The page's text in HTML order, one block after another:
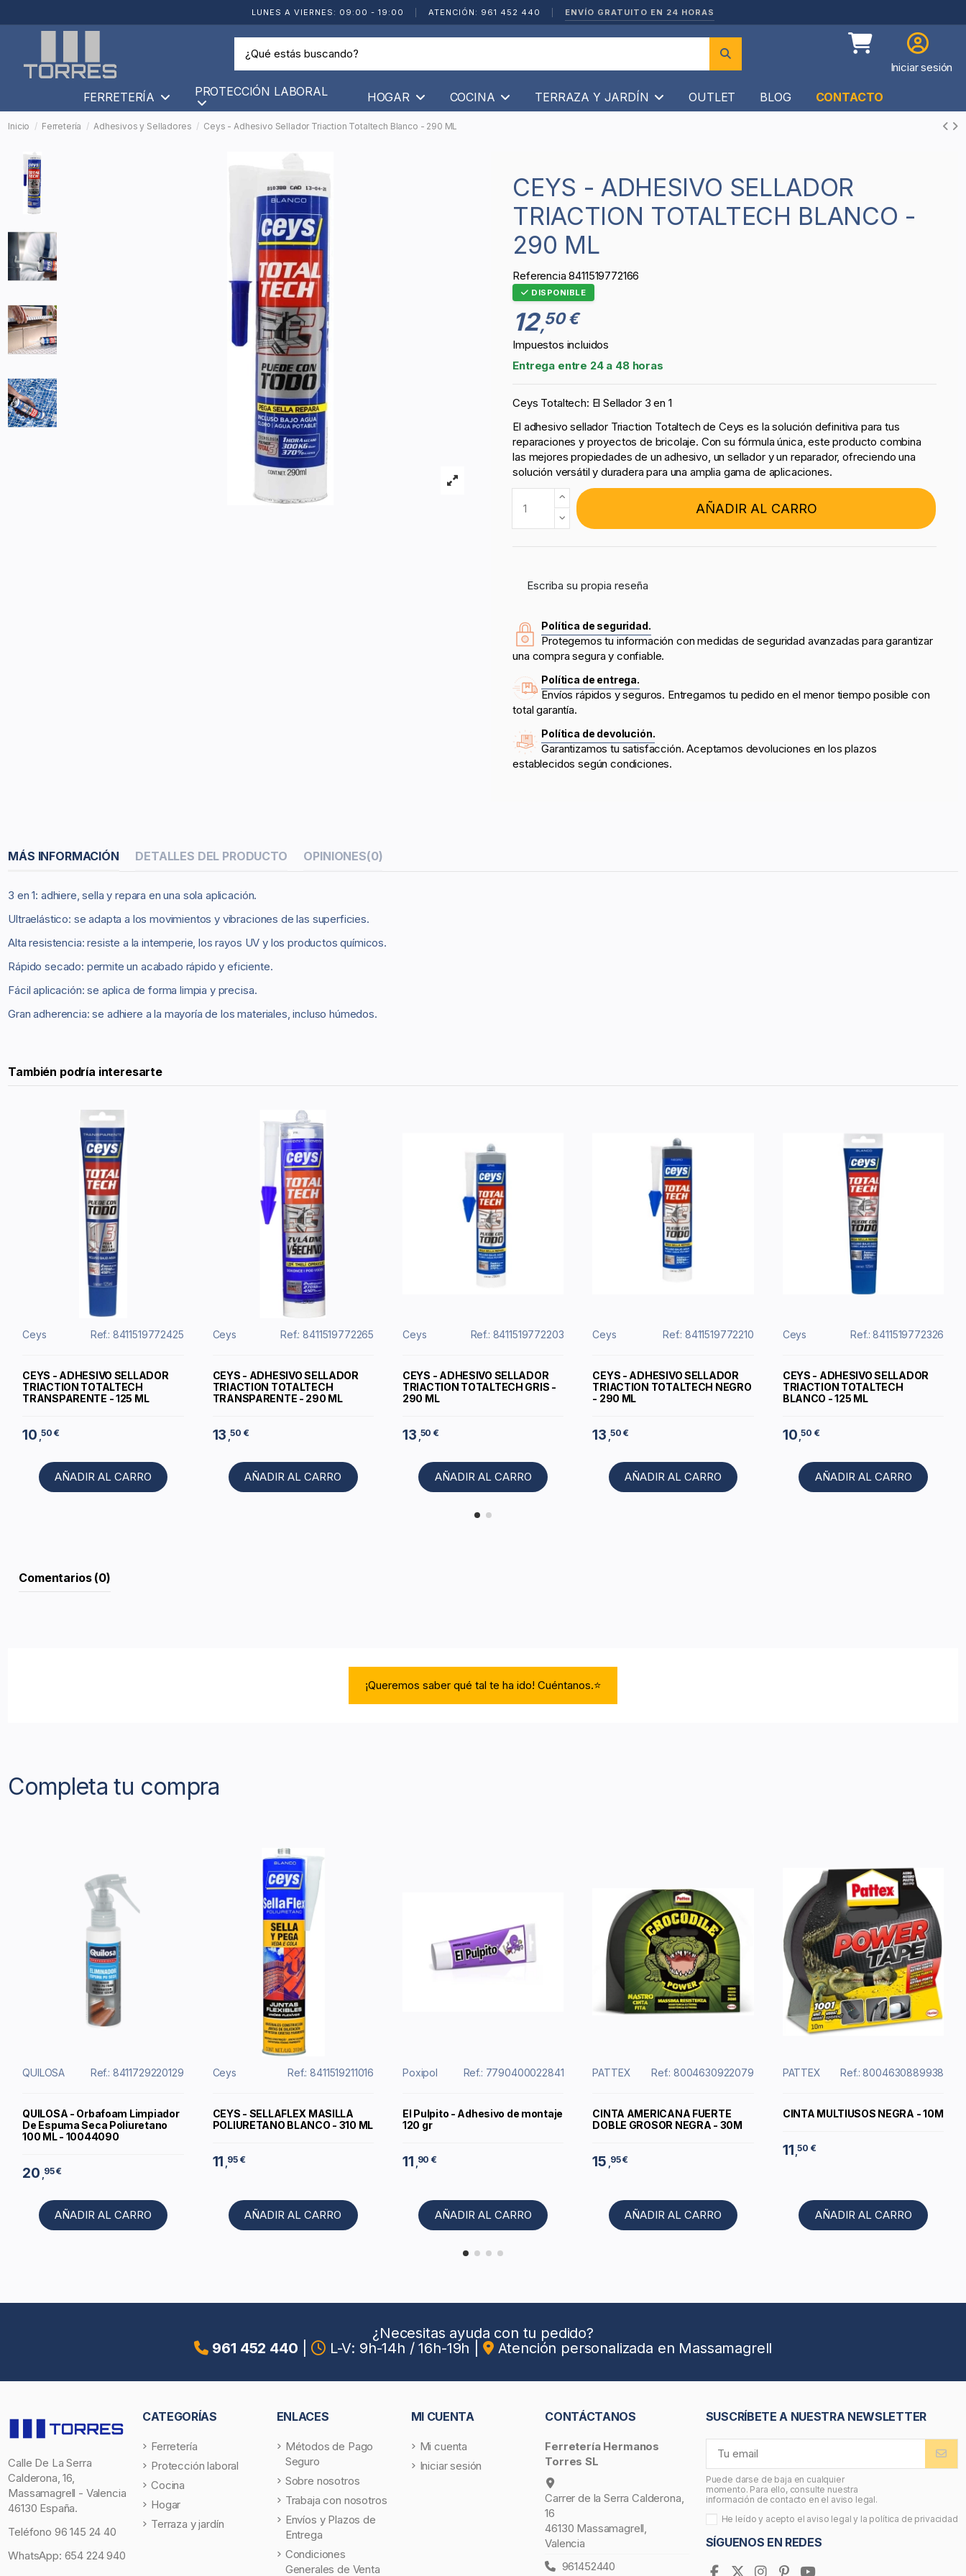
LUNES A VIERNES: 09:00 - 19:00 ATENCIÓN: 961 452 440 ENVÍO GRATUITO EN 24 HORAS
Iniciar sesión
FERRETERÍA PROTECCIÓN LABORAL HOGAR COCINA TERRAZA Y JARDÍN OUTLET BLOG CONTACTO
Inicio Ferretería Adhesivos y Selladores Ceys - Adhesivo Sellador Triaction Totaltech Blanco - 290 ML
CEYS - ADHESIVO SELLADOR
TRIACTION TOTALTECH BLANCO -
290 ML
Referencia 8411519772166
DISPONIBLE
12,50 €
Impuestos incluidos
Entrega entre 24 a 48 horas
Ceys Totaltech: El Sellador 3 en 1
El adhesivo sellador Triaction Totaltech de Ceys es la solución definitiva para tus
reparaciones y proyectos de bricolaje. Con su fórmula única, este producto combina
las mejores propiedades de un adhesivo, un sellador y un reparador, ofreciendo una
solución versátil y duradera para una amplia gama de aplicaciones.
AÑADIR AL CARRO
Escriba su propia reseña
Política de seguridad.
Protegemos tu información con medidas de seguridad avanzadas para garantizar
una compra segura y confiable.
Política de entrega.
Envíos rápidos y seguros. Entregamos tu pedido en el menor tiempo posible con
total garantía.
Política de devolución.
Garantizamos tu satisfacción. Aceptamos devoluciones en los plazos
establecidos según condiciones.
MÁS INFORMACIÓN DETALLES DEL PRODUCTO OPINIONES(0)
3 en 1: adhiere, sella y repara en una sola aplicación.
Ultraelástico: se adapta a los movimientos y vibraciones de las superficies.
Alta resistencia: resiste a la intemperie, los rayos UV y los productos químicos.
Rápido secado: permite un acabado rápido y eficiente.
Fácil aplicación: se aplica de forma limpia y precisa.
Gran adherencia: se adhiere a la mayoría de los materiales, incluso húmedos.
También podría interesarte
Ceys Ref.: 8411519772425
CEYS - ADHESIVO SELLADOR
TRIACTION TOTALTECH
TRANSPARENTE - 125 ML
10 ,50 €
AÑADIR AL CARRO
Ceys Ref.: 8411519772265
CEYS - ADHESIVO SELLADOR
TRIACTION TOTALTECH
TRANSPARENTE - 290 ML
13 ,50 €
AÑADIR AL CARRO
Ceys Ref.: 8411519772203
CEYS - ADHESIVO SELLADOR
TRIACTION TOTALTECH GRIS -
290 ML
13 ,50 €
AÑADIR AL CARRO
Ceys Ref.: 8411519772210
CEYS - ADHESIVO SELLADOR
TRIACTION TOTALTECH NEGRO
- 290 ML
13 ,50 €
AÑADIR AL CARRO
Ceys Ref.: 8411519772326
CEYS - ADHESIVO SELLADOR
TRIACTION TOTALTECH
BLANCO - 125 ML
10 ,50 €
AÑADIR AL CARRO
Comentarios (0)
¡Queremos saber qué tal te ha ido! Cuéntanos.⭐
Completa tu compra
QUILOSA Ref.: 8411729220129
QUILOSA - Orbafoam Limpiador
De Espuma Seca Poliuretano
100 ML - 10044090
20 ,95 €
AÑADIR AL CARRO
Ceys Ref.: 8411519211016
CEYS - SELLAFLEX MASILLA
POLIURETANO BLANCO - 310 ML
11 ,95 €
AÑADIR AL CARRO
Poxipol Ref.: 7790400022841
El Pulpito - Adhesivo de montaje
120 gr
11 ,90 €
AÑADIR AL CARRO
PATTEX Ref.: 8004630922079
CINTA AMERICANA FUERTE
DOBLE GROSOR NEGRA - 30M
15 ,95 €
AÑADIR AL CARRO
PATTEX Ref.: 8004630889938
CINTA MULTIUSOS NEGRA - 10M
11 ,50 €
AÑADIR AL CARRO
¿Necesitas ayuda con tu pedido?
961 452 440
L-V: 9h-14h / 16h-19h Atención personalizada en Massamagrell
Calle De La Serra
Calderona, 16,
Massamagrell - Valencia
46130 España.
Teléfono 96 145 24 40
WhatsApp: 654 224 940
CATEGORÍAS
Ferretería
Protección laboral
Cocina
Hogar
Terraza y jardín
ENLACES
Métodos de Pago
Seguro
Sobre nosotros
Trabaja con nosotros
Envíos y Plazos de
Entrega
Condiciones
Generales de Venta
MI CUENTA
Mi cuenta
Iniciar sesión
CONTÁCTANOS
Ferretería Hermanos
Torres SL
Carrer de la Serra Calderona,
16
46130 Massamagrell,
Valencia
961452440
SUSCRÍBETE A NUESTRA NEWSLETTER
Puede darse de baja en cualquier
momento. Para ello, consulte nuestra
información de contacto en el aviso legal.
He leído y acepto el aviso legal y la política de privacidad
SÍGUENOS EN REDES